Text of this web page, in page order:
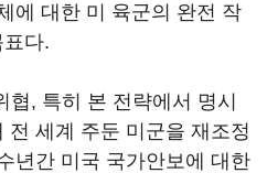
에 대한 미 육군의 완전 작
다.
, 특히 본 전략에서 명시
전 세계 주둔 미군을 재조정
년간 미국 국가안보에 대한